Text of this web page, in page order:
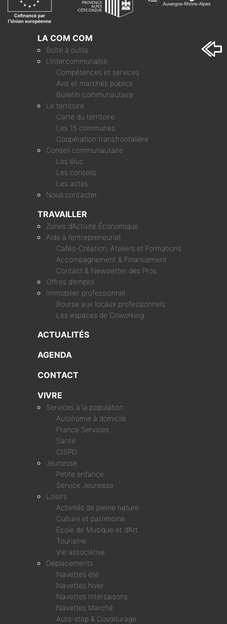
LA COM COM
Boîte à outils
L’intercommunalité
Compétences et services
Avis et marchés publics
Bulletin communautaire
Le territoire
Carte du territoire
Les 15 communes
Coopération transfrontalière
Conseil communautaire
Les élus
Les conseils
Les actes
Nous contacter
TRAVAILLER
Zones d’Activité Économique
Aide à l’entrepreneuriat
Cafés-Création, Ateliers et Formations
Accompagnement & Financement
Contact & Newsletter des Pros
Offres d’emploi
Immobilier professionnel
Bourse aux locaux professionnels
Les espaces de Coworking
ACTUALITÉS
AGENDA
CONTACT
VIVRE
Services à la population
Autonomie à domicile
France Services
Santé
CISPD
Jeunesse
Petite enfance
Service Jeunesse
Loisirs
Activités de pleine nature
Culture et patrimoine
École de Musique et d’Art
Tourisme
Vie associative
Déplacements
Navettes été
Navettes hiver
Navettes Intersaisons
Navettes Marché
Auto-stop & Covoiturage